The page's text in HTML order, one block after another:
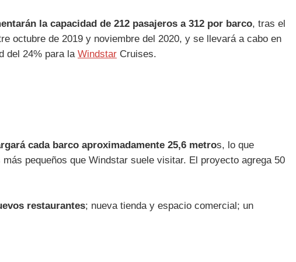
la capacidad de 212 pasajeros a 312 por barco, tras el
octubre de 2019 y noviembre del 2020, y se llevará a cabo en
del 24% para la Windstar Cruises.
cada barco aproximadamente 25,6 metros, lo que
pequeños que Windstar suele visitar. El proyecto agrega 50
restaurantes; nueva tienda y espacio comercial; un